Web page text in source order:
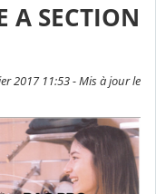
A SECTION
2017 11:53 - Mis à jour le